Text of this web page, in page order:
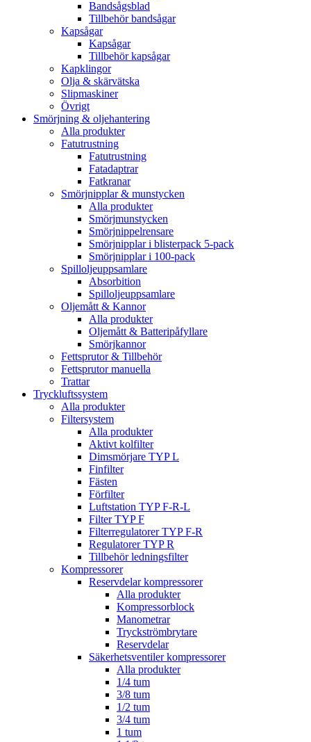
Bandsågsblad
Tillbehör bandsågar
Kapsågar
Kapsågar
Tillbehör kapsågar
Kapklingor
Olja & skärvätska
Slipmaskiner
Övrigt
Smörjning & oljehantering
Alla produkter
Fatutrustning
Fatutrustning
Fatadaptrar
Fatkranar
Smörjnipplar & munstycken
Alla produkter
Smörjmunstycken
Smörjnippelrensare
Smörjnipplar i blisterpack 5-pack
Smörjnipplar i 100-pack
Spilloljeuppsamlare
Absorbition
Spilloljeuppsamlare
Oljemått & Kannor
Alla produkter
Oljemått & Batteripåfyllare
Smörjkannor
Fettsprutor & Tillbehör
Fettsprutor manuella
Trattar
Tryckluftssystem
Alla produkter
Filtersystem
Alla produkter
Aktivt kolfilter
Dimsmörjare TYP L
Finfilter
Fästen
Förfilter
Luftstation TYP F-R-L
Filter TYP F
Filterregulatorer TYP F-R
Regulatorer TYP R
Tillbehör ledningsfilter
Kompressorer
Reservdelar kompressorer
Alla produkter
Kompressorblock
Manometrar
Tryckströmbrytare
Reservdelar
Säkerhetsventiler kompressorer
Alla produkter
1/4 tum
3/8 tum
1/2 tum
3/4 tum
1 tum